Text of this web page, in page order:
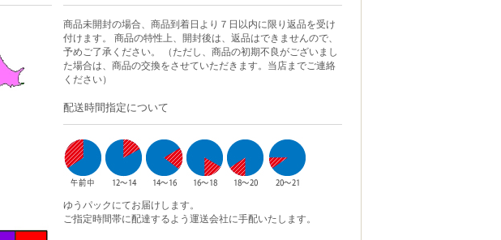
商品未開封の場合、商品到着日より７日以内に限り返品を受け
付けます。 商品の特性上、開封後は、返品はできませんので、
予めご了承ください。 （ただし、商品の初期不良がございまし
た場合は、商品の交換をさせていただきます。当店までご連絡
ください）
配送時間指定について
ゆうパックにてお届けします。
ご指定時間帯に配達するよう運送会社に手配いたします。